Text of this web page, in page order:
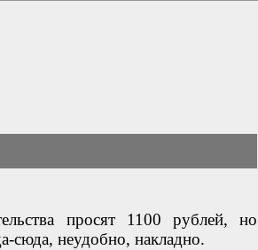
просят 1100 рублей, но
сюда, неудобно, накладно.